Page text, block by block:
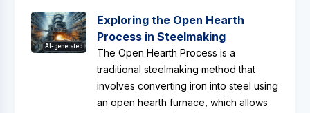
AI-generated
Exploring the Open Hearth
Process in Steelmaking
The Open Hearth Process is a
traditional steelmaking method that
involves converting iron into steel using
an open hearth furnace, which allows